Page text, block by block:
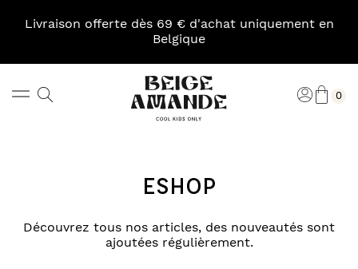
Livraison offerte dès 69 € d'achat uniquement en
Belgique
Rechercher 0
ESHOP
Découvrez tous nos articles, des nouveautés sont
ajoutées régulièrement.